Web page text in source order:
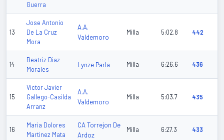
Guerra
13
Jose Antonio
De La Cruz
Mora
A.A.
Valdemoro
Milla 5:02.8 442
14
Beatriz Diaz
Morales
Lynze Parla Milla 6:26.6 436
15
Victor Javier
Gallego-Casilda
Arranz
A.A.
Valdemoro
Milla 5:03.7 435
16
Maria Dolores
Martinez Mata
CA Torrejon De
Ardoz
Milla 6:27.3 433